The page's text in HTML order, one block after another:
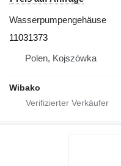
Wasserpumpengehäuse
11031373
Polen, Kojszówka
Wibako